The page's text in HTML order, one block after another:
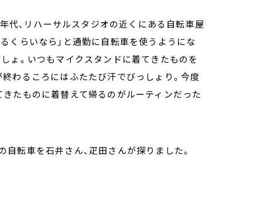
代、リハーサルスタジオの近くにある自転車屋
くらいなら」と通勤に自転車を使うようにな
ょ。いつもマイクスタンドに着てきたものを
わるころにはふたたび汗でびっしょり。今度
たものに着替えて帰るのがルーティンだった
転車を石井さん、疋田さんが探りました。